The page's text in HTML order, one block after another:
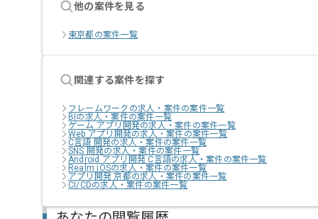
他の案件を見る
東京都の案件一覧
関連する案件を探す
フレームワークの求人・案件の案件一覧
BIの求人・案件の案件一覧
ゲーム アプリ開発の求人・案件の案件一覧
Web アプリ開発の求人・案件の案件一覧
C言語 開発の求人・案件の案件一覧
SNS 開発の求人・案件の案件一覧
Android アプリ開発 C言語の求人・案件の案件一覧
Realm iOSの求人・案件の案件一覧
アプリ開発 京都の求人・案件の案件一覧
CI/CDの求人・案件の案件一覧